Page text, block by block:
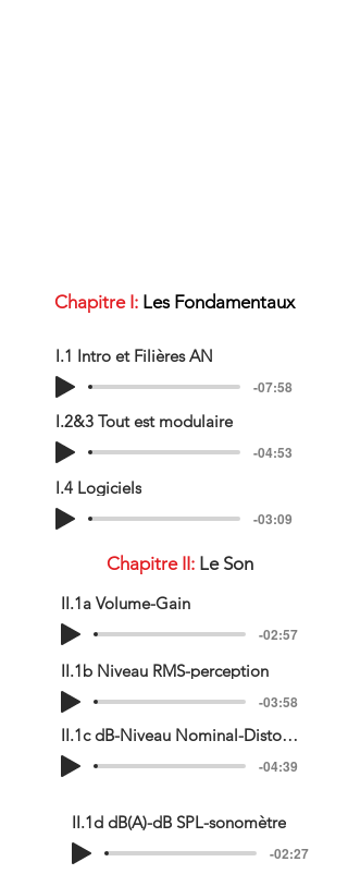
Chapitre I: Les Fondamentaux
I.4 Logiciels
-03:09
I.1 Intro et Filières AN
-07:58
I.2&3 Tout est modulaire
-04:53
Chapitre II: Le Son
II.1a Volume-Gain
-02:57
II.1b Niveau RMS-perception
-03:58
II.1c dB-Niveau Nominal-Distorsion
-04:39
II.1d dB(A)-dB SPL-sonomètre
-02:27